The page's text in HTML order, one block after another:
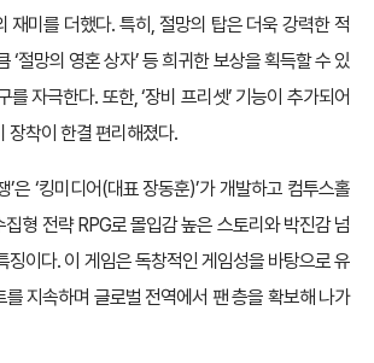
재미를 더했다. 특히, 절망의 탑은 더욱 강력한 적
‘절망의 영혼 상자’ 등 희귀한 보상을 획득할 수 있
를 자극한다. 또한, ‘장비 프리셋’ 기능이 추가되어
장착이 한결 편리해졌다.
’은 ‘킹미디어(대표 장동훈)’가 개발하고 컴투스홀
형 전략 RPG로 몰입감 높은 스토리와 박진감 넘
징이다. 이 게임은 독창적인 게임성을 바탕으로 유
지속하며 글로벌 전역에서 팬 층을 확보해 나가